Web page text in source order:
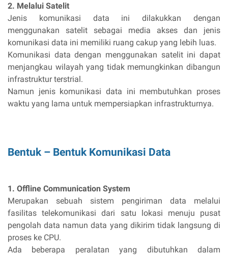
2. Melalui Satelit
Jenis komunikasi data ini dilakukkan dengan
menggunakan satelit sebagai media akses dan jenis
komunikasi data ini memiliki ruang cakup yang lebih luas.
Komunikasi data dengan menggunakan satelit ini dapat
menjangkau wilayah yang tidak memungkinkan dibangun
infrastruktur terstrial.
Namun jenis komunikasi data ini membutuhkan proses
waktu yang lama untuk mempersiapkan infrastrukturnya.
Bentuk – Bentuk Komunikasi Data
1. Offline Communication System
Merupakan sebuah sistem pengiriman data melalui
fasilitas telekomunikasi dari satu lokasi menuju pusat
pengolah data namun data yang dikirim tidak langsung di
proses ke CPU.
Ada beberapa peralatan yang dibutuhkan dalam